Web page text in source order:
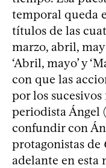
temporal queda
títulos de las
marzo, abril,
‘Abril, mayo’ y
con que las
por los sucesivos
periodista Ángel
confundir con
protagonistas de
adelante en esta